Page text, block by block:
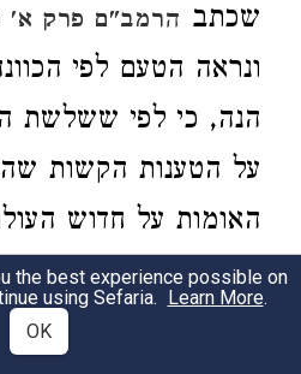
שכתב הרמב"ם פרק א'
ונראה הטעם לפי
הנה, כי לפי ששלשת
על הטענות הקשות
האומות על חדוש
הרביעית והחמישית
המורה פרק י"ד מחלק
the best experience possible on
using Sefaria. Learn More.
OK